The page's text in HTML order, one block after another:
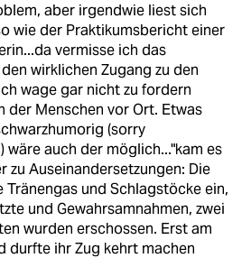
aber irgendwie liest sich
wie der Praktikumsbericht einer
vermisse ich das
wirklichen Zugang zu den
wage gar nicht zu fordern
der Menschen vor Ort. Etwas
(sorry
wäre auch der möglich..."kam es
zu Auseinandersetzungen: Die
Tränengas und Schlagstöcke ein,
und Gewahrsamnahmen, zwei
wurden erschossen. Erst am
durfte ihr Zug kehrt machen